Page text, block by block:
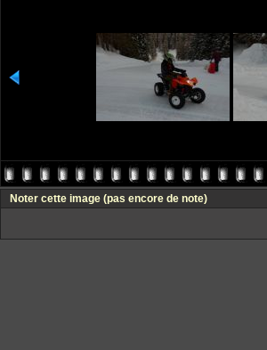
Noter cette image (pas encore de note)